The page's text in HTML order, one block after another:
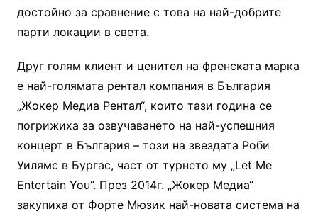
достойно за сравнение с това на най-добрите
парти локации в света.
Друг голям клиент и ценител на френската марка
е най-голямата рентал компания в България
„Жокер Медиа Рентал“, които тази година се
погрижиха за озвучаването на най-успешния
концерт в България – този на звездата Роби
Уилямс в Бургас, част от турнето му „Let Me
Entertain You”. През 2014г. „Жокер Медиа“
закупиха от Форте Мюзик най-новата система на